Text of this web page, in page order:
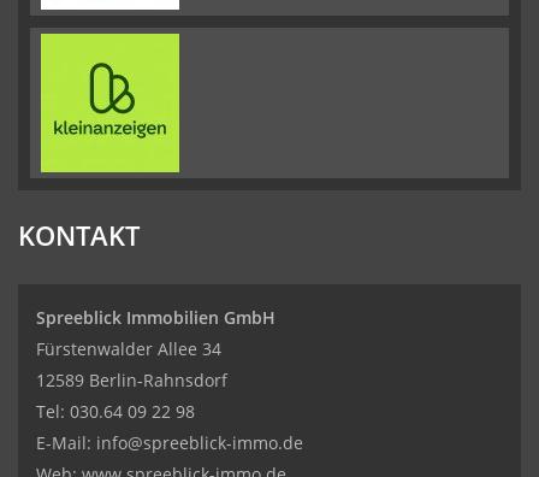
KONTAKT
Spreeblick Immobilien GmbH
Fürstenwalder Allee 34
12589 Berlin-Rahnsdorf
Tel: 030.64 09 22 98
E-Mail: info@spreeblick-immo.de